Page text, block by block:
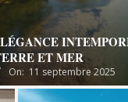
ET MER
On: 11 septembre 2025